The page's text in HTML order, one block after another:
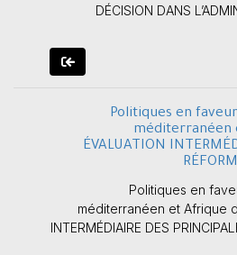
DÉCISION DANS
Politiques en
méditerranéen
ÉVALUATION
Politiques en
méditerranéen et Afrique
INTERMÉDIAIRE DES